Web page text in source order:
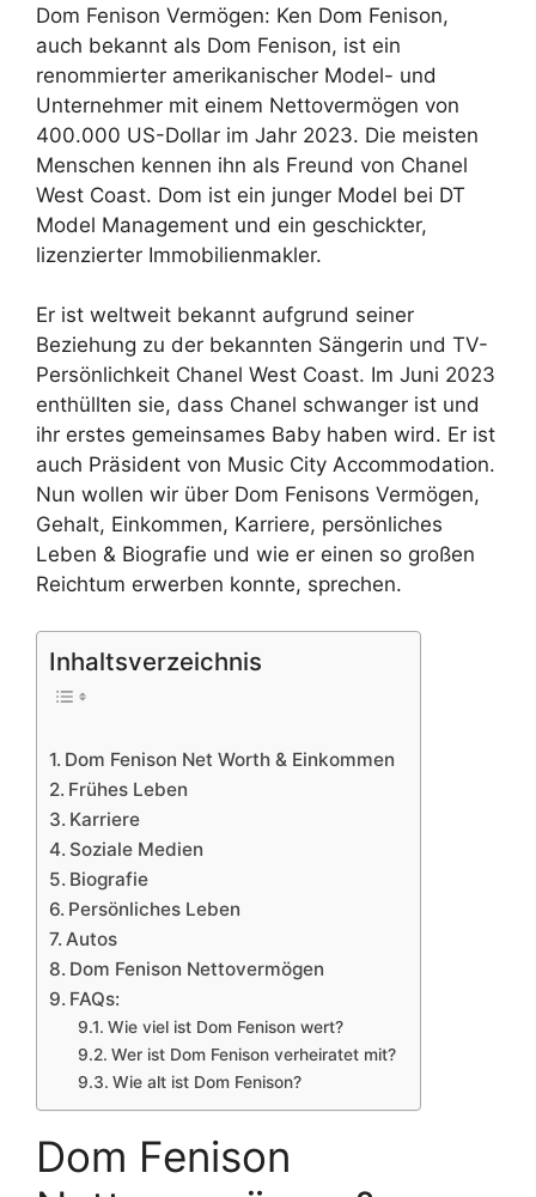
Dom Fenison Vermögen: Ken Dom Fenison,
auch bekannt als Dom Fenison, ist ein
renommierter amerikanischer Model- und
Unternehmer mit einem Nettovermögen von
400.000 US-Dollar im Jahr 2023. Die meisten
Menschen kennen ihn als Freund von Chanel
West Coast. Dom ist ein junger Model bei DT
Model Management und ein geschickter,
lizenzierter Immobilienmakler.
Er ist weltweit bekannt aufgrund seiner
Beziehung zu der bekannten Sängerin und TV-
Persönlichkeit Chanel West Coast. Im Juni 2023
enthüllten sie, dass Chanel schwanger ist und
ihr erstes gemeinsames Baby haben wird. Er ist
auch Präsident von Music City Accommodation.
Nun wollen wir über Dom Fenisons Vermögen,
Gehalt, Einkommen, Karriere, persönliches
Leben & Biografie und wie er einen so großen
Reichtum erwerben konnte, sprechen.
Inhaltsverzeichnis
Dom Fenison Net Worth & Einkommen
Frühes Leben
Karriere
Soziale Medien
Biografie
Persönliches Leben
Autos
Dom Fenison Nettovermögen
FAQs:
Wie viel ist Dom Fenison wert?
Wer ist Dom Fenison verheiratet mit?
Wie alt ist Dom Fenison?
Dom Fenison